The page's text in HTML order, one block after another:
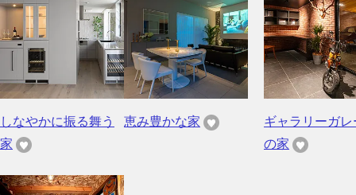
しなやかに振る舞う
家
恵み豊かな家
ギャラリーガレ
の家